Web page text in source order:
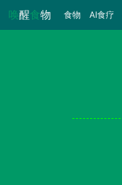
唤醒食物 食物 （当前）
AI食疗